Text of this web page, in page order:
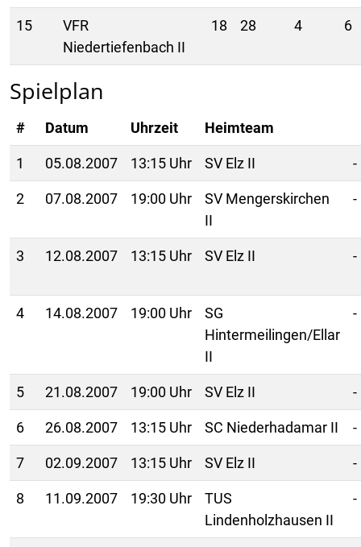
15
VFR
Niedertiefenbach II
18 28 4 6
Spielplan
# Datum Uhrzeit Heimteam
1 05.08.2007 13:15 Uhr SV Elz II -
2 07.08.2007 19:00 Uhr
SV Mengerskirchen
II
-
3 12.08.2007 13:15 Uhr SV Elz II -
4 14.08.2007 19:00 Uhr
SG
Hintermeilingen/Ellar
II
-
5 21.08.2007 19:00 Uhr SV Elz II -
6 26.08.2007 13:15 Uhr SC Niederhadamar II -
7 02.09.2007 13:15 Uhr SV Elz II -
8 11.09.2007 19:30 Uhr
TUS
Lindenholzhausen II
-